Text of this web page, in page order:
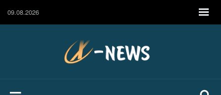
09.08.2026